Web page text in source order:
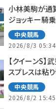
小林美駒が
ジョッキー騎
中央競馬
2026/8/3 05:34
【クイーンS】
スプレスは粘
中央競馬
2026/8/2 15:45